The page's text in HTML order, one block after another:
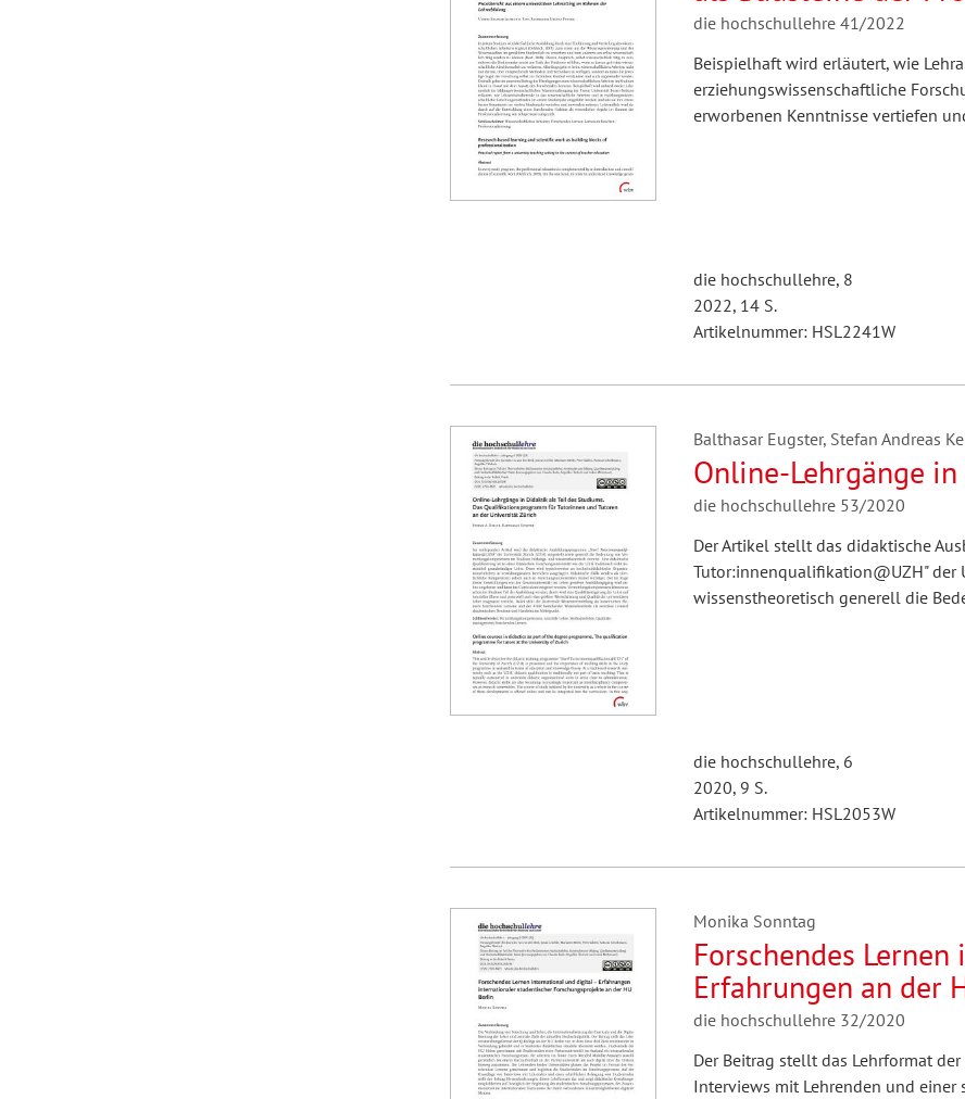
aus einem
Lehrerbildung
die hochschullehre 41/2022
Beispielhaft wird erläutert, wie
erziehungswissenschaftliche
erworbenen Kenntnisse vertiefen
die hochschullehre, 8
2022, 14 S.
Artikelnummer: HSL2241W
Balthasar Eugster, Stefan Andreas
Online-Lehrgänge
die hochschullehre 53/2020
Der Artikel stellt das didaktische
Tutor:innenqualifikation@UZH" der
wissenstheoretisch generell die
die hochschullehre, 6
2020, 9 S.
Artikelnummer: HSL2053W
Monika Sonntag
Forschendes
Erfahrungen an der
die hochschullehre 32/2020
Der Beitrag stellt das Lehrformat
Interviews mit Lehrenden und